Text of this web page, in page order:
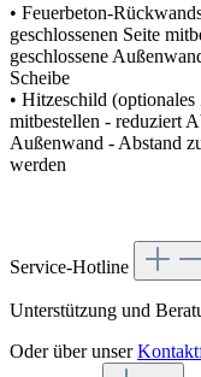
• Feuerbeton-
geschlossenen Seite
geschlossene
Scheibe
• Hitzeschild (optionales
mitbestellen - reduziert
Außenwand - Abstand
werden
Service-Hotline
Unterstützung und
Oder über unser